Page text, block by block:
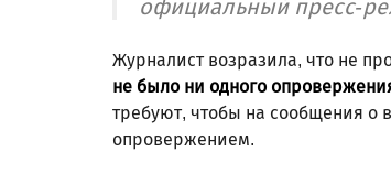
официальный пресс-
Журналист возразила, что не
не было ни одного
требуют, чтобы на сообщения о
опровержением.